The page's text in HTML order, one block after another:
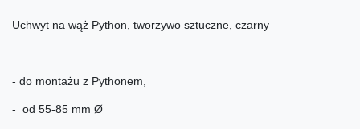
Uchwyt na wąż Python, tworzywo sztuczne, czarny
- do montażu z Pythonem,
- od 55-85 mm Ø